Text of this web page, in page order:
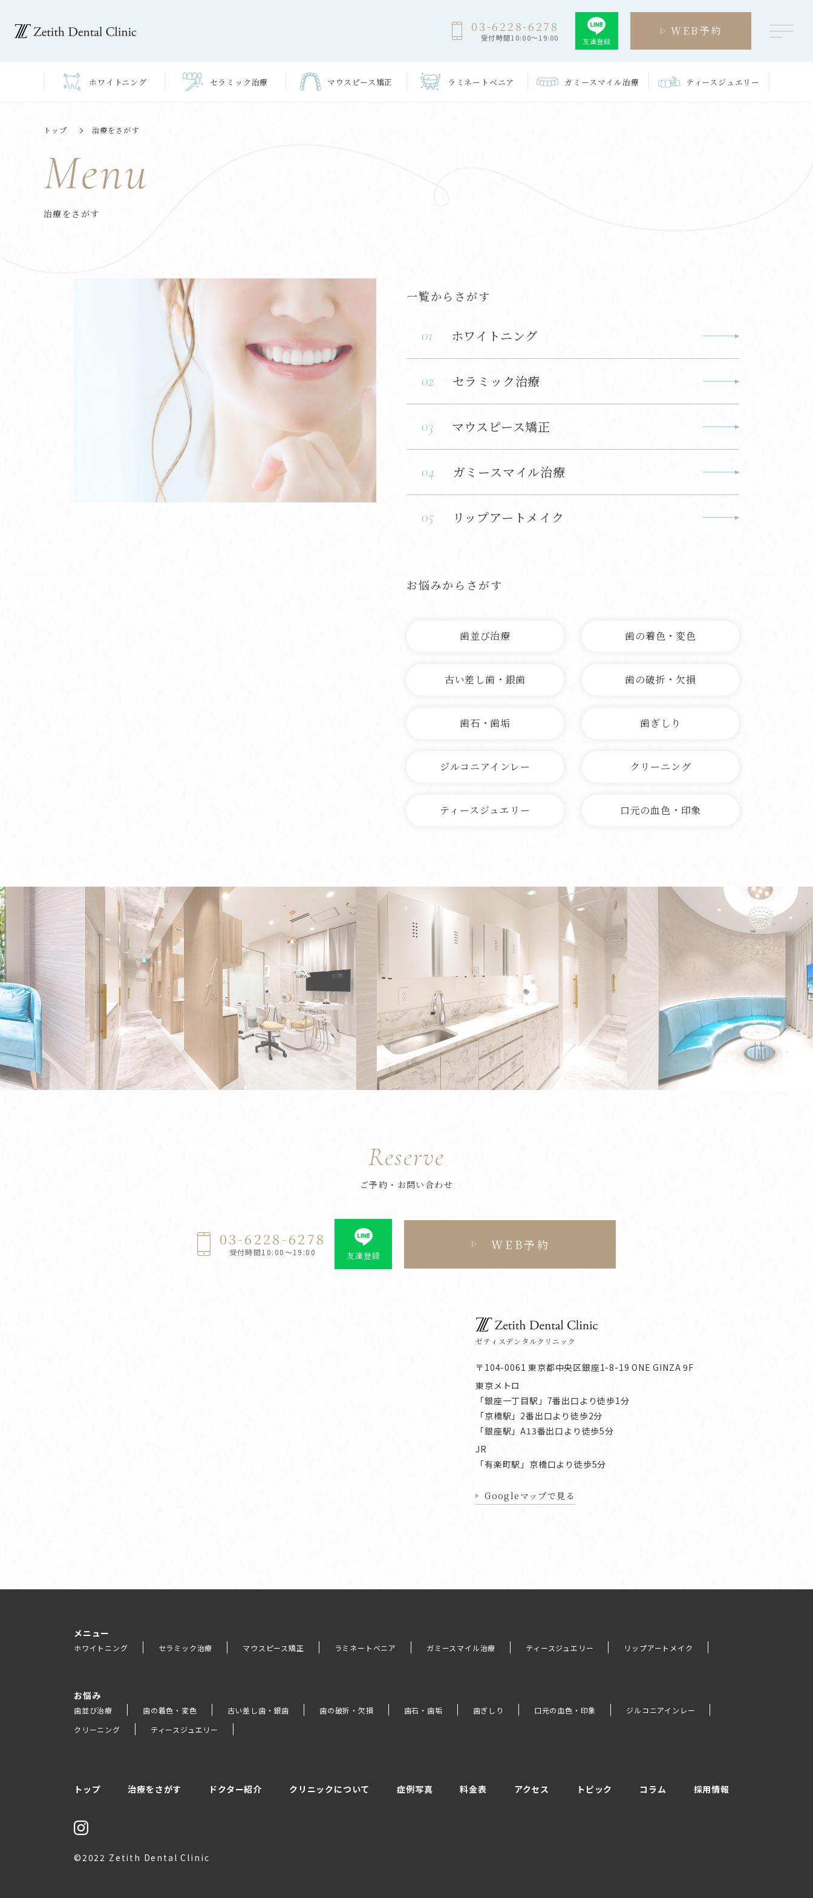
03-6228-6278
受付時間10:00～19:00 友達登録
WEB予約
ホワイトニング セラミック治療 マウスピース矯正 ラミネート ベニア ガミースマイル治療 ティース ジュエリー
トップ 治療をさがす
Menu
治療をさがす
一覧からさがす
01 ホワイトニング
02 セラミック治療
03 マウスピース矯正
04 ガミースマイル治療
05 リップアートメイク
お悩みからさがす
歯並び治療 歯の着色・変色
古い差し歯・銀歯 歯の破折・欠損
歯石・歯垢 歯ぎしり
ジルコニアインレー クリーニング
ティースジュエリー 口元の血色・印象
Reserve
ご予約・お問い合わせ
03-6228-6278
受付時間10:00～19:00 友達登録
WEB予約
ゼティスデンタルクリニック
〒104-0061 東京都中央区銀座1-8-19 ONE GINZA 9F
東京メトロ
「銀座一丁目駅」7番出口より徒歩1分
「京橋駅」2番出口より徒歩2分
「銀座駅」A13番出口より徒歩5分
JR
「有楽町駅」京橋口より徒歩5分
Googleマップで見る
メニュー
ホワイトニング セラミック治療 マウスピース矯正 ラミネートベニア ガミースマイル治療 ティースジュエリー リップアートメイク
お悩み
歯並び治療 歯の着色・変色 古い差し歯・銀歯 歯の破折・欠損 歯石・歯垢 歯ぎしり 口元の血色・印象
ジルコニアインレー
クリーニング
ティースジュエリー
トップ 治療をさがす ドクター紹介 クリニックについて 症例写真 料金表 アクセス トピック コラム 採用情報
©2022 Zetith Dental Clinic